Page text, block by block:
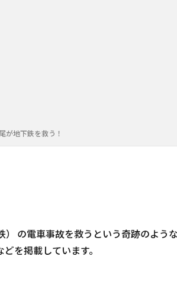
が地下鉄を救う！
の電車事故を救うという奇跡のよ
を掲載しています。